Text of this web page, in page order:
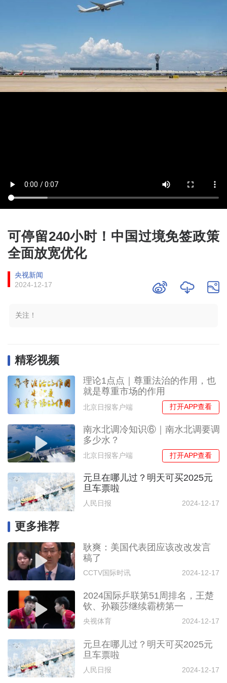
可停留240小时！中国过境免签政策
全面放宽优化
央视新闻
2024-12-17
关注！
精彩视频
理论1点点｜尊重法治的作用，也
就是尊重市场的作用
北京日报客户端 打开APP查看
南水北调冷知识⑥｜南水北调要调
多少水？
北京日报客户端 打开APP查看
元旦在哪儿过？明天可买2025元
旦车票啦
人民日报 2024-12-17
更多推荐
耿爽：美国代表团应该改改发言
稿了
CCTV国际时讯 2024-12-17
2024国际乒联第51周排名，王楚
钦、孙颖莎继续霸榜第一
央视体育 2024-12-17
元旦在哪儿过？明天可买2025元
旦车票啦
人民日报 2024-12-17